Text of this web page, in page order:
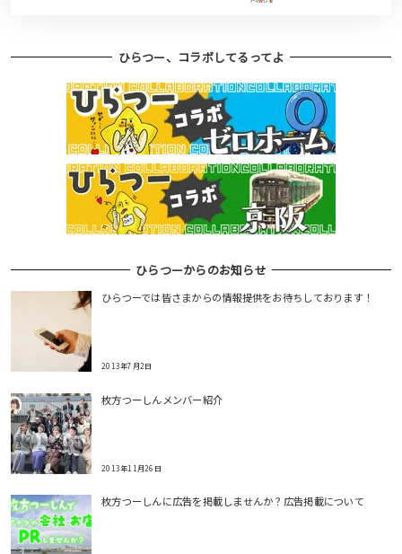
ひらつー、コラボしてるってよ
ひらつーからのお知らせ
ひらつーでは皆さまからの情報提供をお待ちしております！
2013年7月2日
枚方つーしんメンバー紹介
2013年11月26日
枚方つーしんに広告を掲載しませんか？広告掲載について